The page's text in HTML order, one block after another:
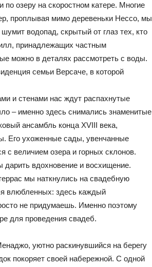
озеру на скоростном катере. Многие
проплывая мимо деревеньки Нессо, мы
водопад, скрытый от глаз тех, кто
принадлежащих частным
можно в деталях рассмотреть с воды.
семьи Версаче, в которой
и стенами нас ждут распахнутые
– именно здесь снимались знаменитые
ансамбль конца XVIII века,
Его ухоженные сады, увенчанные
с величием озера и горных склонов.
дарить вдохновение и восхищение.
мы наткнулись на свадебную
влюбленных: здесь каждый
не придумаешь. Именно поэтому
для проведения свадеб.
уютно раскинувшийся на берегу
покоряет своей набережной. С одной